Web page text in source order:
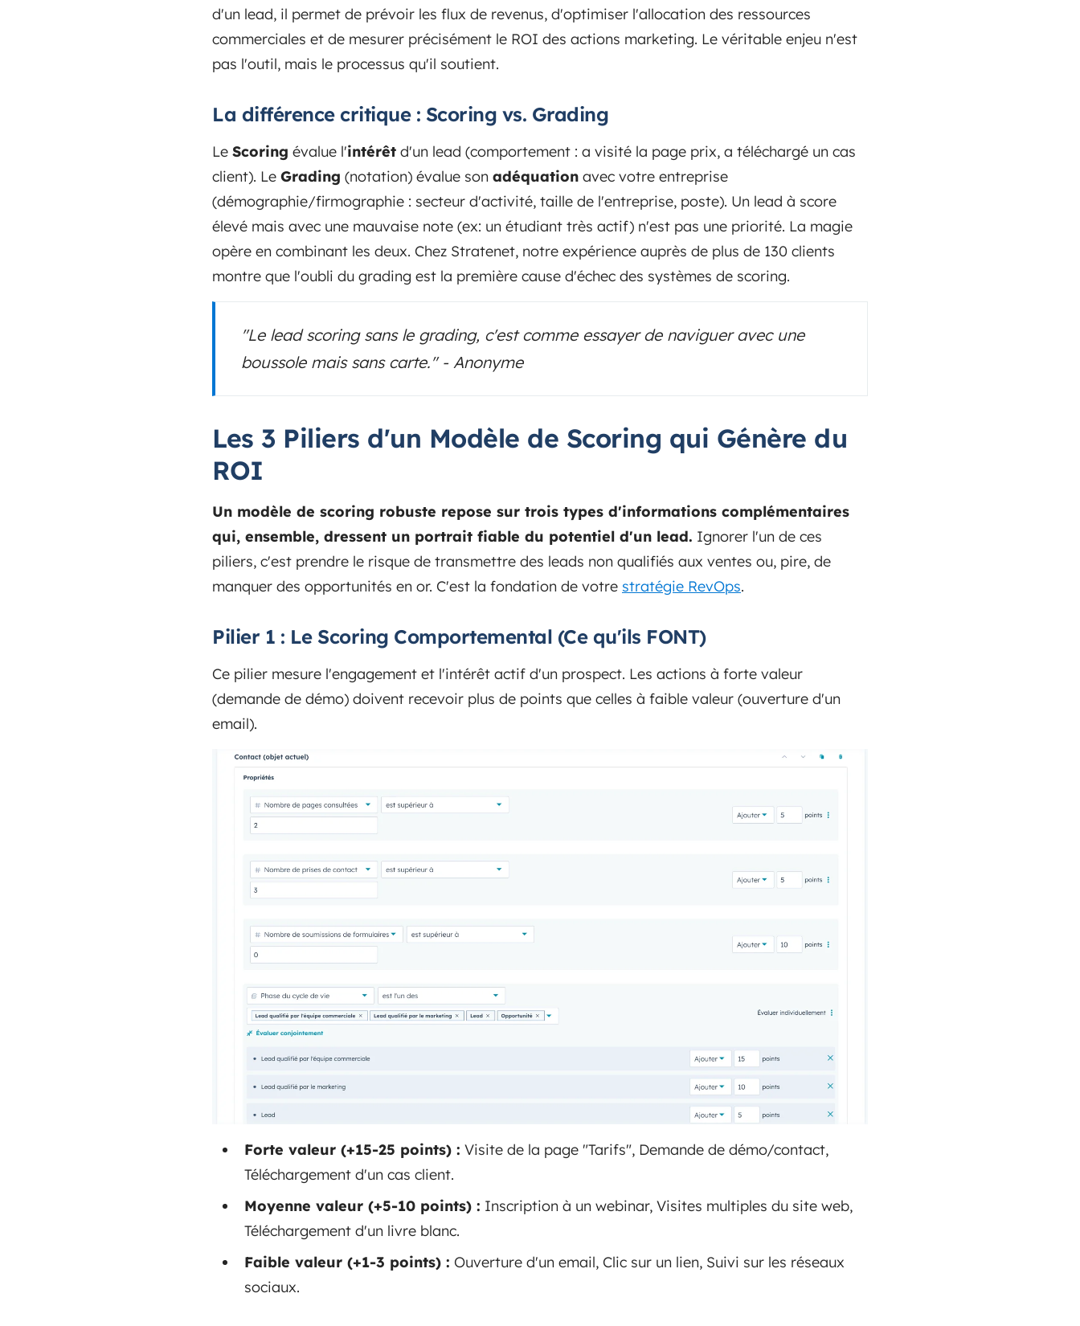
d'un lead, il permet de prévoir les flux de revenus, d'optimiser l'allocation des ressources
commerciales et de mesurer précisément le ROI des actions marketing. Le véritable enjeu n'est
pas l'outil, mais le processus qu'il soutient.
La différence critique : Scoring vs. Grading
Le Scoring évalue l'intérêt d'un lead (comportement : a visité la page prix, a téléchargé un cas
client). Le Grading (notation) évalue son adéquation avec votre entreprise
(démographie/firmographie : secteur d'activité, taille de l'entreprise, poste). Un lead à score
élevé mais avec une mauvaise note (ex: un étudiant très actif) n'est pas une priorité. La magie
opère en combinant les deux. Chez Stratenet, notre expérience auprès de plus de 130 clients
montre que l'oubli du grading est la première cause d'échec des systèmes de scoring.
"Le lead scoring sans le grading, c'est comme essayer de naviguer avec une
boussole mais sans carte." - Anonyme
Les 3 Piliers d'un Modèle de Scoring qui Génère du
ROI
Un modèle de scoring robuste repose sur trois types d'informations complémentaires
qui, ensemble, dressent un portrait fiable du potentiel d'un lead. Ignorer l'un de ces
piliers, c'est prendre le risque de transmettre des leads non qualifiés aux ventes ou, pire, de
manquer des opportunités en or. C'est la fondation de votre stratégie RevOps.
Pilier 1 : Le Scoring Comportemental (Ce qu'ils FONT)
Ce pilier mesure l'engagement et l'intérêt actif d'un prospect. Les actions à forte valeur
(demande de démo) doivent recevoir plus de points que celles à faible valeur (ouverture d'un
email).
Forte valeur (+15-25 points) : Visite de la page "Tarifs", Demande de démo/contact,
Téléchargement d'un cas client.
Moyenne valeur (+5-10 points) : Inscription à un webinar, Visites multiples du site web,
Téléchargement d'un livre blanc.
Faible valeur (+1-3 points) : Ouverture d'un email, Clic sur un lien, Suivi sur les réseaux
sociaux.